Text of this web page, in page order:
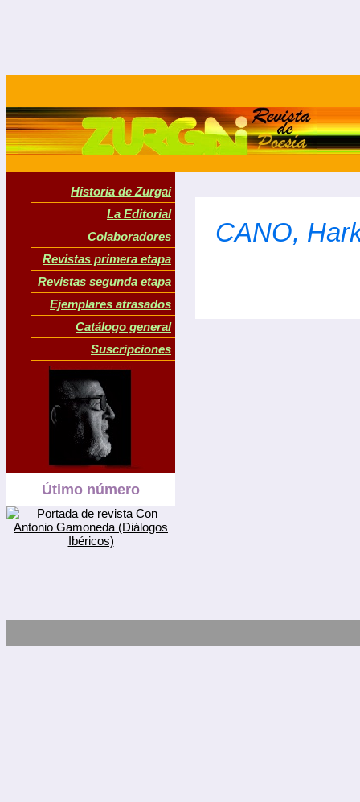
Historia de Zurgai
La Editorial
Colaboradores
Revistas primera etapa
Revistas segunda etapa
Ejemplares atrasados
Catálogo general
Suscripciones
Útimo número
CANO,